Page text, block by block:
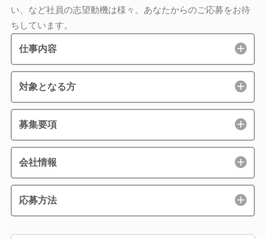
い、など社員の志望動機は様々。あなたからのご応募をお待
ちしています。
仕事内容
対象となる方
募集要項
会社情報
応募方法